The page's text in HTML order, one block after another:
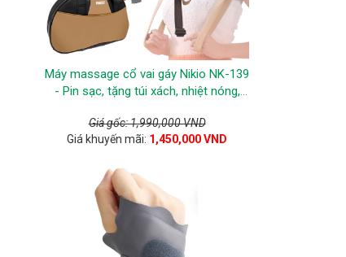
Máy massage cổ vai gáy Nikio NK-139
- Pin sạc, tặng túi xách, nhiệt nóng,
Giá gốc: 1,990,000 VND
Giá khuyến mãi: 1,450,000 VND